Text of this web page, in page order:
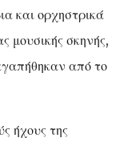
και ορχηστρικά
μουσικής σκηνής,
από το
ήχους της